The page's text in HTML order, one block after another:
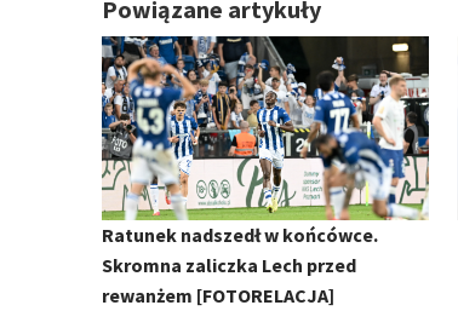
Powiązane artykuły
Ratunek nadszedł w końcówce.
Skromna zaliczka Lech przed
rewanżem [FOTORELACJA]